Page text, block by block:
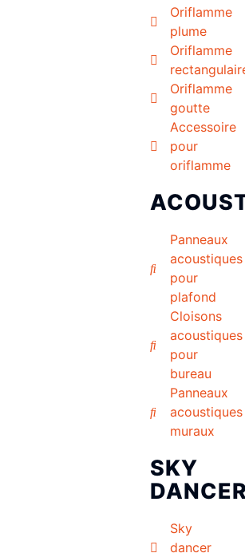
Oriflamme
plume
Oriflamme
Oriflamme
goutte
Accessoire
pour
oriflamme
Panneaux
acoustiques
pour
plafond
Cloisons
acoustiques
pour
bureau
Panneaux
acoustiques
muraux
SKY
Sky
dancer